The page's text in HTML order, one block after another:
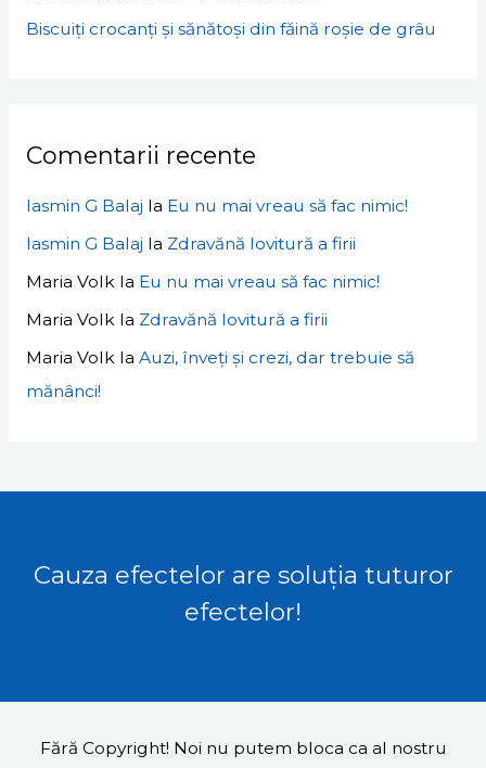
Biscuiți crocanți și sănătoși din făină roșie de grâu
Comentarii recente
Iasmin G Balaj la Eu nu mai vreau să fac nimic!
Iasmin G Balaj la Zdravănă lovitură a firii
Maria Volkla Eu nu mai vreau să fac nimic!
Maria Volkla Zdravănă lovitură a firii
Maria Volkla Auzi, înveți și crezi, dar trebuie să
mănânci!
Cauza efectelor are soluția tuturor
efectelor!
Fără Copyright! Noi nu putem bloca ca al nostru